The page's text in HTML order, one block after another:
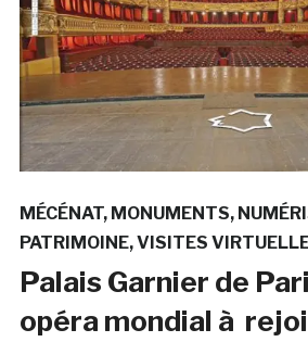
MÉCÉNAT MONUMENTS
PATRIMOINE VISITES
Palais Garnier de
opéra mondial à